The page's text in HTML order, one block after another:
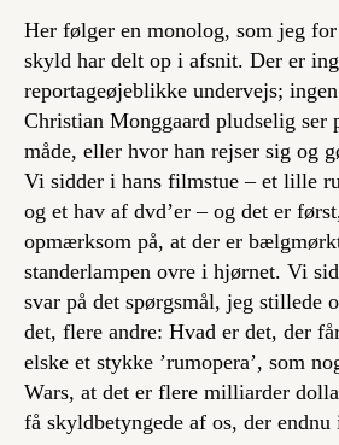
Her følger en monolog, som jeg
skyld har delt op i afsnit. Der er
reportageøjeblikke undervejs;
Christian Monggaard pludselig ser
måde, eller hvor han rejser sig og
Vi sidder i hans filmstue – et lille
og et hav af dvd’er – og det er
opmærksom på, at der er
standerlampen ovre i hjørnet. Vi
svar på det spørgsmål, jeg stillede
det, flere andre: Hvad er det, der
elske et stykke ’rumopera’, som
Wars, at det er flere milliarder
få skyldbetyngede af os, der